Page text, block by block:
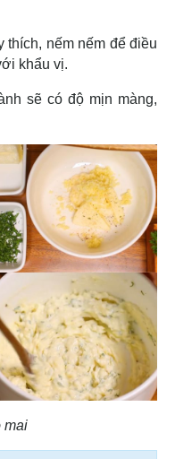
thích, nếm nếm để điều
khẩu vị.
sẽ có độ mịn màng,
mai